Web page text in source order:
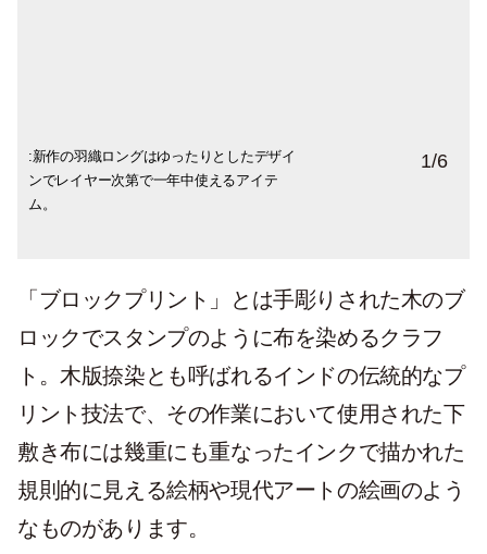
:新作の羽織ロングはゆったりとしたデザイ
ンでレイヤー次第で一年中使えるアイテ
ム。
定番のエプロンスカートはS・M・Lの3サイ
ズ展開。yohakuの「裏起毛ラグランジップ
パーカー」とのコーディネイトもおすすめ
ギャザースカートはウエストがゴムヒモで
履きやすく人気のアイテム。yohakuの「圧
縮ウールざっくりロングカーディガン」は3
新作の「un fabric -KOLKATA -series」の羽
織とストールを組み合わせたコーディネイ
ト。
天然のターメリックで染めた後に、さらに
薄くインド藍で染めた絶妙な色味のファブ
リックのワンピース。
2wayバッグはすっきりとしたデザインで使
いやすいサイズ感。素材の面白さを楽しめ
ます。
1/6
「ブロックプリント」とは手彫りされた木のブ
ロックでスタンプのように布を染めるクラフ
ト。木版捺染とも呼ばれるインドの伝統的なプ
リント技法で、その作業において使用された下
敷き布には幾重にも重なったインクで描かれた
規則的に見える絵柄や現代アートの絵画のよう
なものがあります。